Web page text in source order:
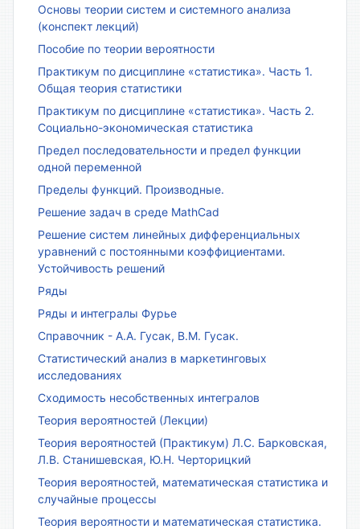
Основы теории систем и системного анализа
(конспект лекций)
Пособие по теории вероятности
Практикум по дисциплине «статистика». Часть 1.
Общая теория статистики
Практикум по дисциплине «статистика». Часть 2.
Социально-экономическая статистика
Предел последовательности и предел функции
одной переменной
Пределы функций. Производные.
Решение задач в среде MathCad
Решение систем линейных дифференциальных
уравнений с постоянными коэффициентами.
Устойчивость решений
Ряды
Ряды и интегралы Фурье
Справочник - А.А. Гусак, В.М. Гусак.
Статистический анализ в маркетинговых
исследованиях
Сходимость несобственных интегралов
Теория вероятностей (Лекции)
Теория вероятностей (Практикум) Л.С. Барковская,
Л.В. Станишевская, Ю.Н. Черторицкий
Теория вероятностей, математическая статистика и
случайные процессы
Теория вероятности и математическая статистика.